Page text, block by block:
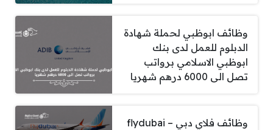
وظائف ابوظبي لحملة شهادة
الدبلوم للعمل لدى بنك
ابوظبي الاسلامي برواتب
تصل الى 6000 درهم شهريا
وظائف فلاي دبي – flydubai